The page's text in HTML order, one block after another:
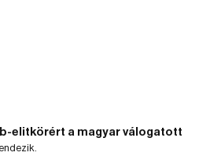
elitkörért a magyar válogatott